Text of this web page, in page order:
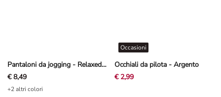
Pantaloni da jogging - Relaxed Fit - Nero
€ 8,49
+2 altri colori
Occhiali da pilota - Argento
Occasioni
€ 2,99